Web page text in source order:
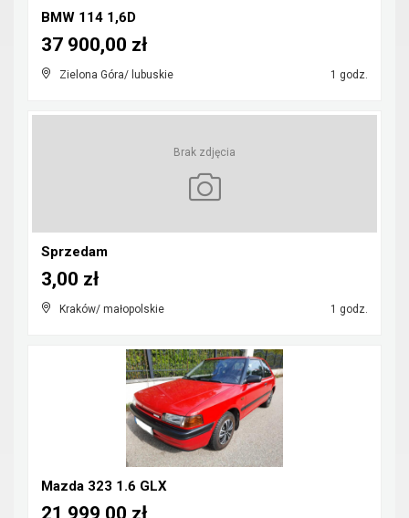
BMW 114 1,6D
Zielona Góra/ lubuskie 1 godz.
37 900,00 zł
Brak zdjęcia
Sprzedam
Kraków/ małopolskie 1 godz.
3,00 zł
Mazda 323 1.6 GLX
21 999,00 zł